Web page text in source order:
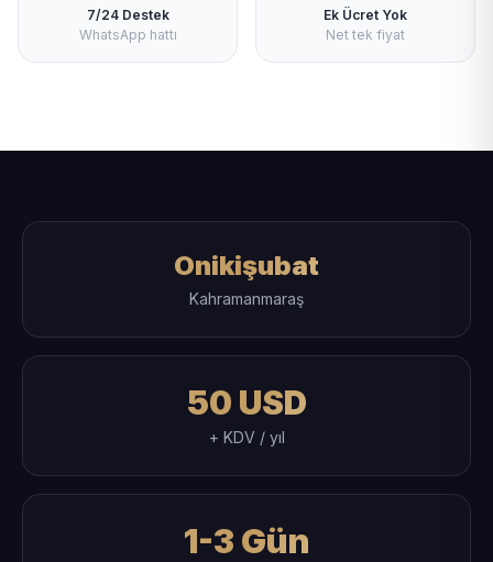
7/24 Destek
WhatsApp hattı
Ek Ücret Yok
Net tek fiyat
Onikişubat
Kahramanmaraş
50 USD
+ KDV / yıl
1-3 Gün